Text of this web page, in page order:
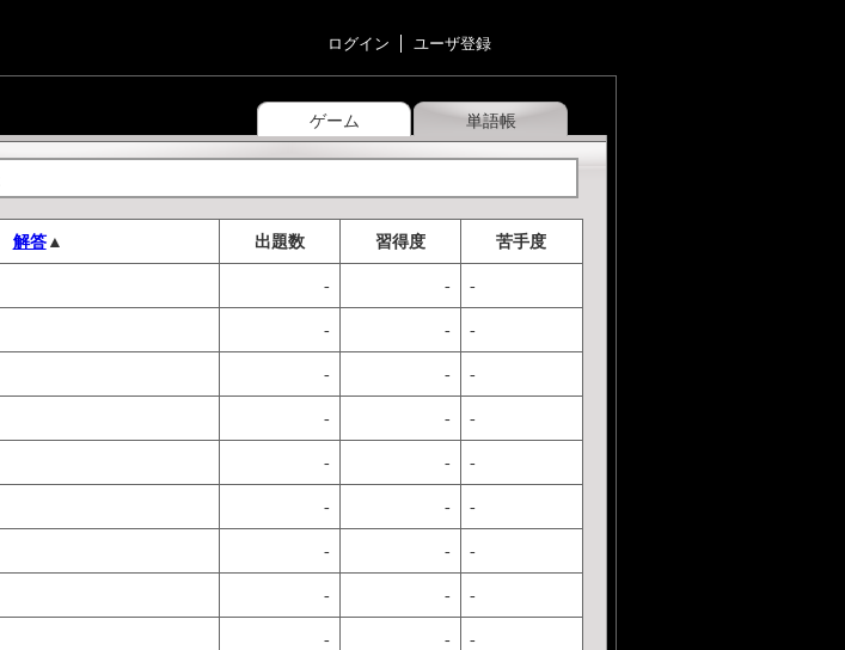
ログイン ユーザ登録
ゲーム 単語帳
解答▲ 出題数 習得度 苦手度
- - -
- - -
- - -
- - -
- - -
- - -
- - -
- - -
- - -